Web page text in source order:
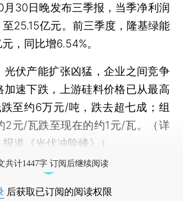
30日晚发布三季报，当季净利润
至25.15亿元。前三季度，隆基绿能
，同比增6.54%。
伏产能扩张凶猛，企业之间竞争
加速下跌，上游硅料价格已从最高
至约6万元/吨，跌去超七成；组
2元/瓦跌至现在的约1元/瓦。（详
报道《光伏冲险峰》）
共计1447字 订阅后继续阅读
后获取已订阅的阅读权限